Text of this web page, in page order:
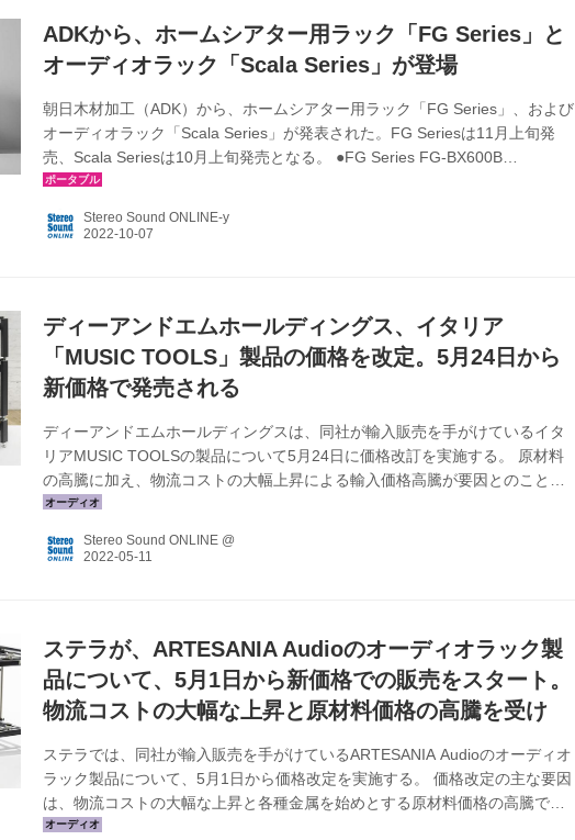
ADKから、ホームシアター用ラック「FG Series」と
オーディオラック「Scala Series」が登場
朝日木材加工（ADK）から、ホームシアター用ラック「FG Series」、および
オーディオラック「Scala Series」が発表された。FG Seriesは11月上旬発
売、Scala Seriesは10月上旬発売となる。 ●FG Series FG-BX600B
￥60,500（税込） FG-BX800B ￥77,500（税込） ●Scala Series SC-
￥177,750（税込） SC-4060DA/NA（1列4段） ￥96,800（税込） ※DAはダ
Stereo Sound ONLINE-y
ディーアンドエムホールディングス、イタリア
「MUSIC TOOLS」製品の価格を改定。5月24日から
新価格で発売される
ディーアンドエムホールディングスは、同社が輸入販売を手がけているイタ
リアMUSIC TOOLSの製品について5月24日に価格改訂を実施する。 原材料
の高騰に加え、物流コストの大幅上昇による輸入価格高騰が要因とのこと
だ。同社ではここ数年の社会情勢の変動の中でも製品価格の維持に努めてき
対象モデルと新価格は以下の通り 5月24日からのMUSIC TOOLS新価格（税
Stereo Sound ONLINE @
ステラが、ARTESANIA Audioのオーディオラック製
品について、5月1日から新価格での販売をスタート。
物流コストの大幅な上昇と原材料価格の高騰を受け
ステラでは、同社が輸入販売を手がけているARTESANIA Audioのオーディオ
ラック製品について、5月1日から価格改定を実施する。 価格改定の主な要因
は、物流コストの大幅な上昇と各種金属を始めとする原材料価格の高騰で、
同社でも値上げを阻止するべく様々な営業努力を行ってきたが、如何ともし